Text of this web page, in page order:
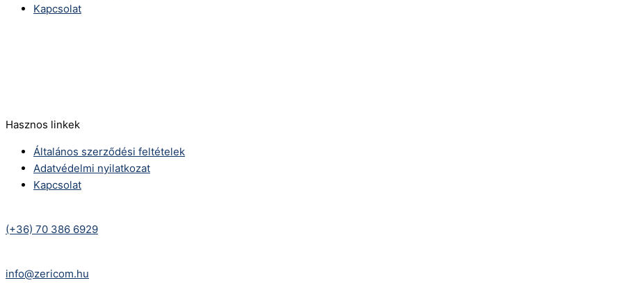
Kapcsolat
Hasznos linkek
Általános szerződési feltételek
Adatvédelmi nyilatkozat
Kapcsolat
(+36) 70 386 6929
info@zericom.hu